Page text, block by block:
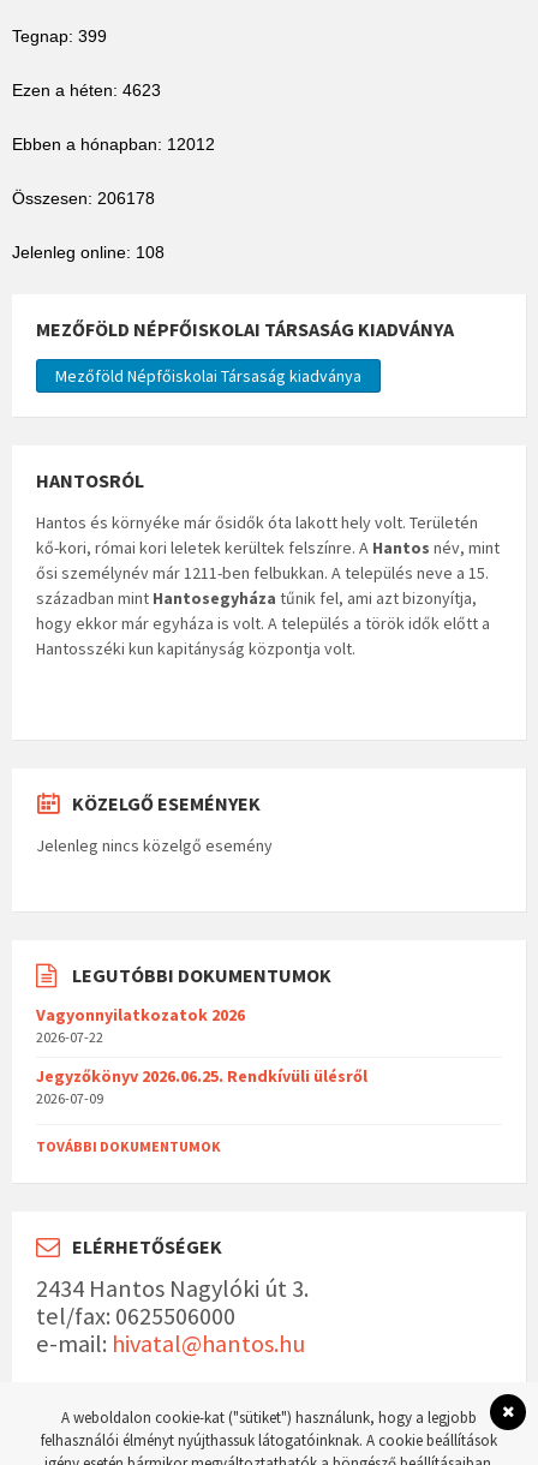
Tegnap: 399
Ezen a héten: 4623
Ebben a hónapban: 12012
Összesen: 206178
Jelenleg online: 108
MEZŐFÖLD NÉPFŐISKOLAI TÁRSASÁG KIADVÁNYA
Mezőföld Népfőiskolai Társaság kiadványa
HANTOSRÓL
Hantos és környéke már ősidők óta lakott hely volt. Területén
kő-kori, római kori leletek kerültek felszínre. A Hantos név, mint
ősi személynév már 1211-ben felbukkan. A település neve a 15.
században mint Hantosegyháza tűnik fel, ami azt bizonyítja,
hogy ekkor már egyháza is volt. A település a török idők előtt a
Hantosszéki kun kapitányság központja volt.
KÖZELGŐ ESEMÉNYEK
Jelenleg nincs közelgő esemény
LEGUTÓBBI DOKUMENTUMOK
Vagyonnyilatkozatok 2026
2026-07-22
Jegyzőkönyv 2026.06.25. Rendkívüli ülésről
2026-07-09
TOVÁBBI DOKUMENTUMOK
ELÉRHETŐSÉGEK
2434 Hantos Nagylóki út 3.
tel/fax: 0625506000
e-mail: hivatal@hantos.hu
A weboldalon cookie-kat ("sütiket") használunk, hogy a legjobb
felhasználói élményt nyújthassuk látogatóinknak. A cookie beállítások